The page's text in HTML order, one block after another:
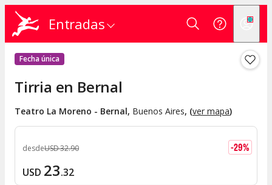
Entradas
Fecha única
Tirria en Bernal
Teatro La Moreno - Bernal, Buenos Aires, (ver mapa)
desdeUSD32.90 -29%
USD 23.32